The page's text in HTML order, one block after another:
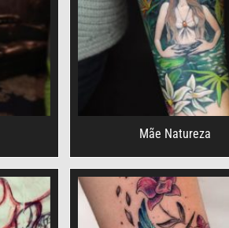
Mãe Natureza